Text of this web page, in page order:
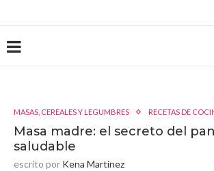
MASAS, CEREALES Y LEGUMBRES RECETAS DE
Masa madre: el secreto del
saludable
escrito por Kena Martínez